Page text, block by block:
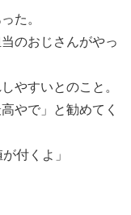
た。
のおじさんがやっ
やすいとのこと。
やで」と勧めてく
付くよ」